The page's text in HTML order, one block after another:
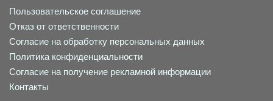
Пользовательское соглашение
Отказ от ответственности
Согласие на обработку персональных данных
Политика конфиденциальности
Согласие на получение рекламной информации
Контакты